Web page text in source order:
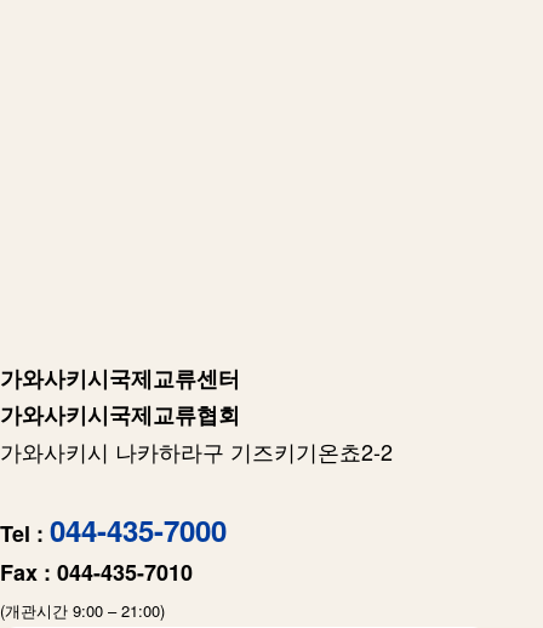
가와사키시국제교류센터
가와사키시국제교류협회
가와사키시 나카하라구 기즈키기온쵸2-2
Tel : 044-435-7000
Fax : 044-435-7010
(개관시간 9:00 – 21:00)